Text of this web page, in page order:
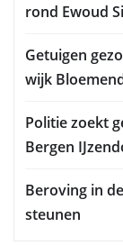
rond Ewoud
Getuigen
wijk
Politie zoekt
Bergen
Beroving in
steunen